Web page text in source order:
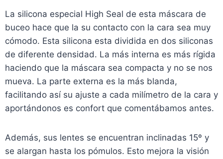
La silicona especial High Seal de esta máscara de
buceo hace que la su contacto con la cara sea muy
cómodo. Esta silicona esta dividida en dos siliconas
de diferente densidad. La más interna es más rígida
haciendo que la máscara sea compacta y no se nos
mueva. La parte externa es la más blanda,
facilitando así su ajuste a cada milímetro de la cara y
aportándonos es confort que comentábamos antes.
Además, sus lentes se encuentran inclinadas 15º y
se alargan hasta los pómulos. Esto mejora la visión